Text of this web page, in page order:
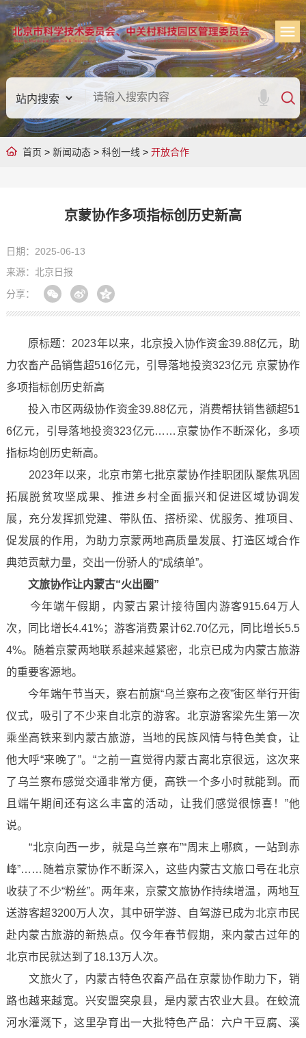
首页 > 新闻动态> 科创一线 > 开放合作
京蒙协作多项指标创历史新高
日期：2025-06-13
来源：北京日报
分享：
原标题：2023年以来，北京投入协作资金39.88亿元，助
力农畜产品销售超516亿元，引导落地投资323亿元 京蒙协作
多项指标创历史新高
投入市区两级协作资金39.88亿元，消费帮扶销售额超51
6亿元，引导落地投资323亿元……京蒙协作不断深化，多项
指标均创历史新高。
2023年以来，北京市第七批京蒙协作挂职团队聚焦巩固
拓展脱贫攻坚成果、推进乡村全面振兴和促进区域协调发
展，充分发挥抓党建、带队伍、搭桥梁、优服务、推项目、
促发展的作用，为助力京蒙两地高质量发展、打造区域合作
典范贡献力量，交出一份骄人的“成绩单”。
文旅协作让内蒙古“火出圈”
今年端午假期，内蒙古累计接待国内游客915.64万人
次，同比增长4.41%；游客消费累计62.70亿元，同比增长5.5
4%。随着京蒙两地联系越来越紧密，北京已成为内蒙古旅游
的重要客源地。
今年端午节当天，察右前旗“乌兰察布之夜”街区举行开街
仪式，吸引了不少来自北京的游客。北京游客梁先生第一次
乘坐高铁来到内蒙古旅游，当地的民族风情与特色美食，让
他大呼“来晚了”。“之前一直觉得内蒙古离北京很远，这次来
了乌兰察布感觉交通非常方便，高铁一个多小时就能到。而
且端午期间还有这么丰富的活动，让我们感觉很惊喜！”他
说。
“北京向西一步，就是乌兰察布”“周末上哪疯，一站到赤
峰”……随着京蒙协作不断深入，这些内蒙古文旅口号在北京
收获了不少“粉丝”。两年来，京蒙文旅协作持续增温，两地互
送游客超3200万人次，其中研学游、自驾游已成为北京市民
赴内蒙古旅游的新热点。仅今年春节假期，来内蒙古过年的
北京市民就达到了18.13万人次。
文旅火了，内蒙古特色农畜产品在京蒙协作助力下，销
路也越来越宽。兴安盟突泉县，是内蒙古农业大县。在蛟流
河水灌溉下，这里孕育出一大批特色产品：六户干豆腐、溪